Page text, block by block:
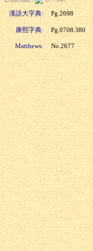
漢語大字典:
Pg.2698
康熙字典: Pg.0708.380
Matthews: No.2677